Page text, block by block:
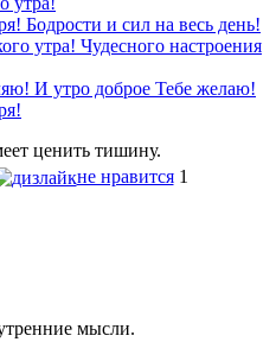
не нравится 1
мысли.